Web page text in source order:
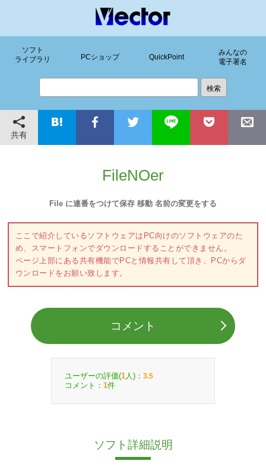
ソフト
ライブラリ
PCショップ QuickPoint
みんなの
電子署名
共有
FileNOer
File に連番をつけて保存 移動 名前の変更をする
ここで紹介しているソフトウェアはPC向けのソフトウェアのた
め、スマートフォンでダウンロードすることができません。
ページ上部にある共有機能でPCと情報共有して頂き、PCからダ
ウンロードをお願い致します。
コメント
ユーザーの評価(1 人)： 3.5
コメント： 1件
ソフト詳細説明